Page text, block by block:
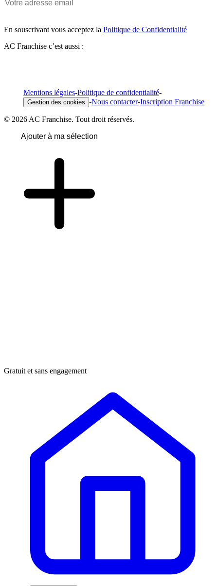
En souscrivant vous acceptez la Politique de Confidentialité
AC Franchise c’est aussi :
Mentions légales-Politique de confidentialité-
Gestion des cookies -Nous contacter-Inscription Franchise
© 2026 AC Franchise. Tout droit réservés.
Ajouter à ma sélection
Gratuit et sans engagement